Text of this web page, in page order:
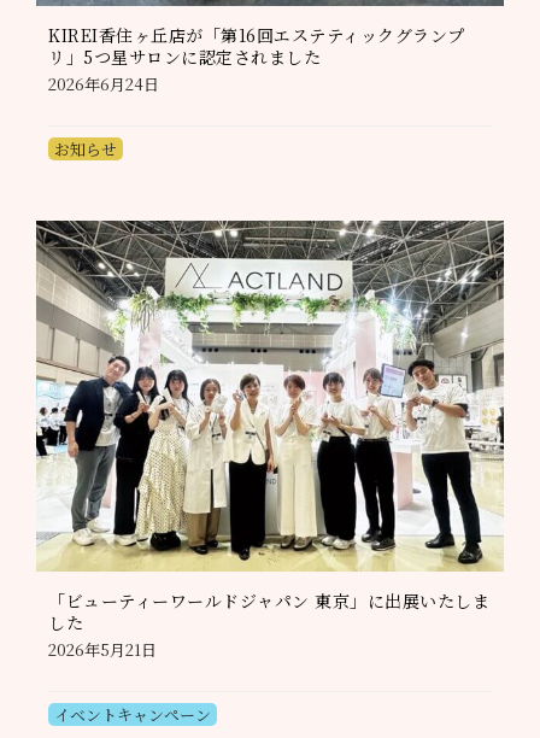
KIREI香住ヶ丘店が「第16回エステティックグランプ
リ」5つ星サロンに認定されました
2026年6月24日
お知らせ
「ビューティーワールドジャパン 東京」に出展いたしま
した
2026年5月21日
イベントキャンペーン